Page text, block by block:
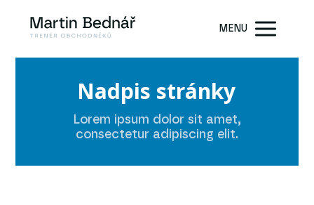
MENU
Nadpis stránky
Lorem ipsum dolor sit amet,
consectetur adipiscing elit.